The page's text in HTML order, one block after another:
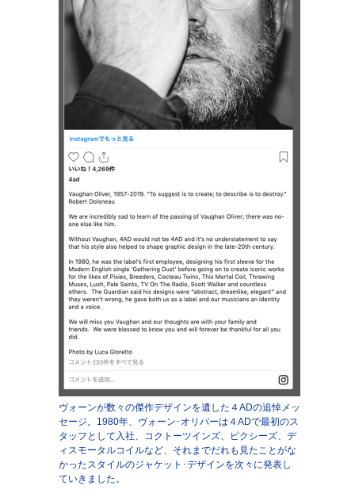
ヴォーンが数々の傑作デザインを遺した４ADの追悼メッ
セージ。1980年、ヴォーン･オリバーは４ADで最初のス
タッフとして入社、コクトーツインズ、ピクシーズ、デ
ィスモータルコイルなど、それまでだれも見たことがな
かったスタイルのジャケット･デザインを次々に発表し
ていきました。